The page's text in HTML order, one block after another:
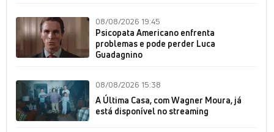
08/08/2026 19:45
Psicopata Americano enfrenta
problemas e pode perder Luca
Guadagnino
08/08/2026 15:38
A Última Casa, com Wagner Moura, já
está disponível no streaming